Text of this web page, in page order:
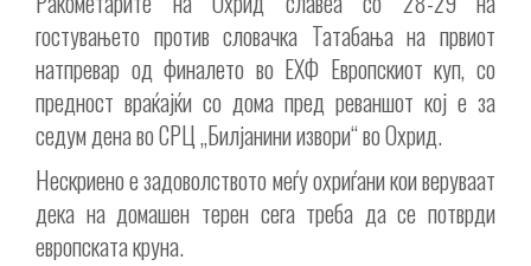
гостувањето против словачка Татабања на првиот
натпревар од финалето во ЕХФ Европскиот куп, со
предност враќајќи со дома пред реваншот кој е за
седум дена во СРЦ „Билјанини извори“ во Охрид.
Нескриено е задоволството меѓу охриѓани кои веруваат
дека на домашен терен сега треба да се потврди
европската круна.